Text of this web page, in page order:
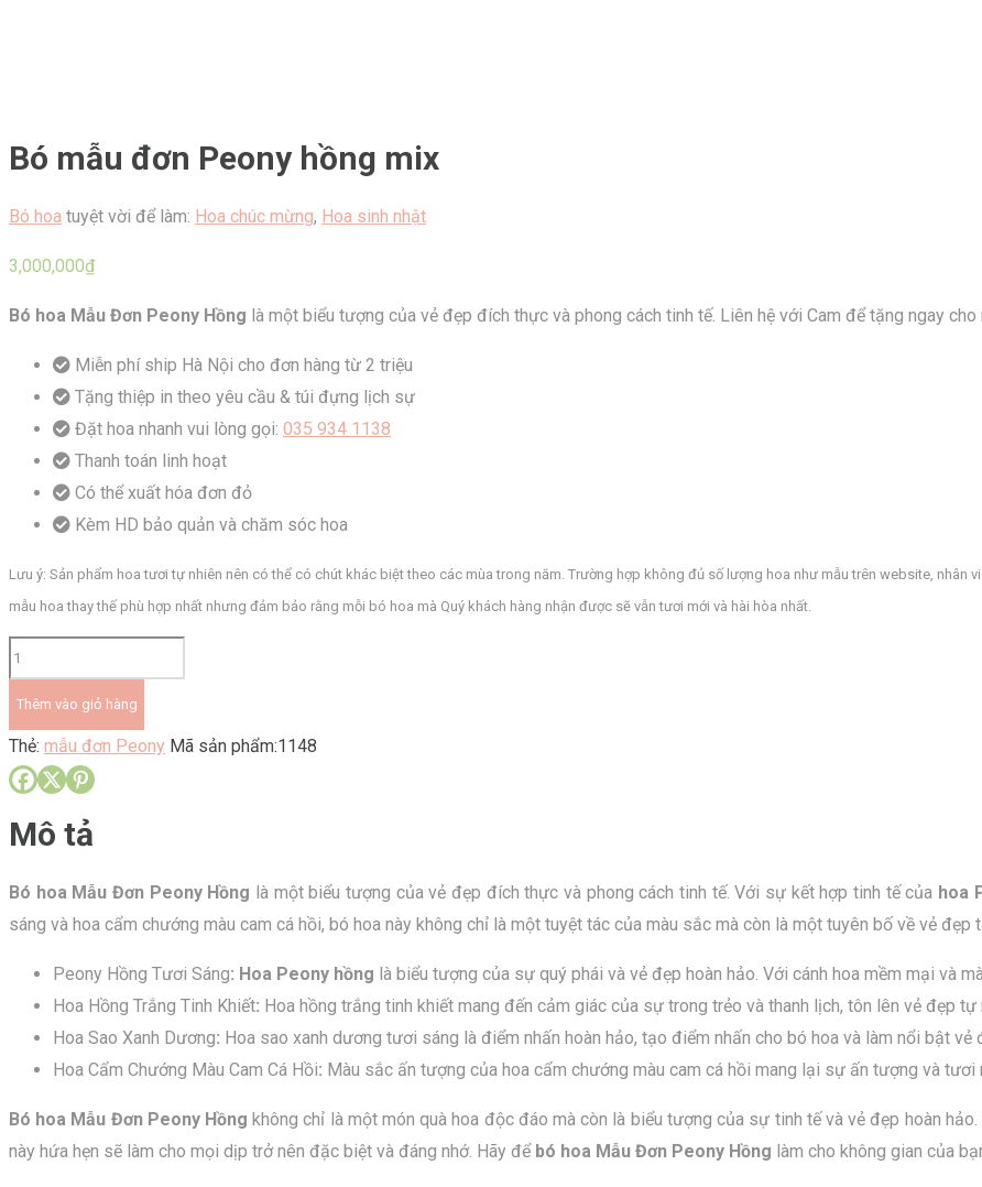
Bó mẫu đơn Peony hồng mix
Bó hoa tuyệt vời để làm: Hoa chúc mừng, Hoa sinh nhật
3,000,000₫
Bó hoa Mẫu Đơn Peony Hồng là một biểu tượng của vẻ đẹp đích thực và phong cách tinh tế. Liên hệ với Cam để tặng ngay
Miễn phí ship Hà Nội cho đơn hàng từ 2 triệu
Tặng thiệp in theo yêu cầu & túi đựng lịch sự
Đặt hoa nhanh vui lòng gọi: 035 934 1138
Thanh toán linh hoạt
Có thể xuất hóa đơn đỏ
Kèm HD bảo quản và chăm sóc hoa
Lưu ý: Sản phẩm hoa tươi tự nhiên nên có thể có chút khác biệt theo các mùa trong năm. Trường hợp không đủ số lượng hoa như mẫu trên website, nhân
mẫu hoa thay thế phù hợp nhất nhưng đảm bảo rằng mỗi bó hoa mà Quý khách hàng nhận được sẽ vẫn tươi mới và hài hòa nhất.
Bó
mẫu
đơn
Peony
hồng
số
Thêm vào giỏ hàng
Thẻ: mẫu đơn Peony Mã sản phẩm:1148
Mô tả
Bó hoa Mẫu Đơn Peony Hồng là một biểu tượng của vẻ đẹp đích thực và phong cách tinh tế. Với sự kết hợp tinh tế của hoa
sáng và hoa cẩm chướng màu cam cá hồi, bó hoa này không chỉ là một tuyệt tác của màu sắc mà còn là một tuyên bố về vẻ đẹp
Peony Hồng Tươi Sáng: Hoa Peony hồng là biểu tượng của sự quý phái và vẻ đẹp hoàn hảo. Với cánh hoa mềm mại và
Hoa Hồng Trắng Tinh Khiết: Hoa hồng trắng tinh khiết mang đến cảm giác của sự trong trẻo và thanh lịch, tôn lên vẻ đẹp tự
Hoa Sao Xanh Dương: Hoa sao xanh dương tươi sáng là điểm nhấn hoàn hảo, tạo điểm nhấn cho bó hoa và làm nổi bật vẻ
Hoa Cẩm Chướng Màu Cam Cá Hồi: Màu sắc ấn tượng của hoa cẩm chướng màu cam cá hồi mang lại sự ấn tượng và
Bó hoa Mẫu Đơn Peony Hồng không chỉ là một món quà hoa độc đáo mà còn là biểu tượng của sự tinh tế và vẻ đẹp hoàn
này hứa hẹn sẽ làm cho mọi dịp trở nên đặc biệt và đáng nhớ. Hãy để bó hoa Mẫu Đơn Peony Hồng làm cho không gian của